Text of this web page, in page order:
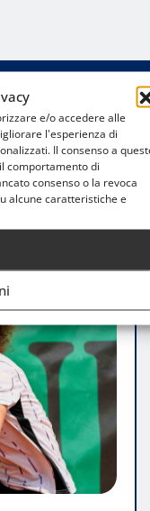
e/o accedere alle
l'esperienza di
Il consenso a
comportamento di
consenso o la revoca
alcune caratteristiche e
Sporting Milano